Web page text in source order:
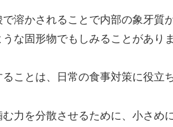
溶かされることで内部の象牙質
な固形物でもしみることがありま
ことは、日常の食事対策に役立ち
力を分散させるために、小さめ